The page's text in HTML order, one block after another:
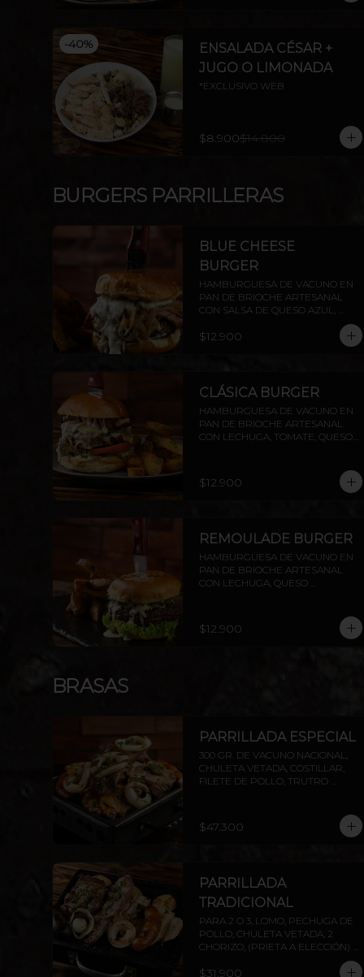
-40%
ENSALADA CÉSAR +
JUGO O LIMONADA
*EXCLUSIVO WEB
$8.900$14.800
BURGERS PARRILLERAS
BLUE CHEESE
BURGER
HAMBURGUESA DE VACUNO EN
PAN DE BRIOCHE ARTESANAL
CON SALSA DE QUESO AZUL,
MANTECOSO CROCANTE, TOCINO
PARRILLERO Y CEBOLLA
CARAMELIZADA. INCLUYE PAPAS
$12.900
CLÁSICA BURGER
HAMBURGUESA DE VACUNO EN
PAN DE BRIOCHE ARTESANAL
CON LECHUGA, TOMATE, QUESO
RÚSTICAS.
$12.900
REMOULADE BURGER
HAMBURGUESA DE VACUNO EN
PAN DE BRIOCHE ARTESANAL
CON LECHUGA, QUESO
PAPAS RÚSTICAS.
$12.900
BRASAS
PARRILLADA ESPECIAL
300 GR. DE VACUNO NACIONAL,
CHULETA VETADA, COSTILLAR,
FILETE DE POLLO, TRUTRO
PAPAS ASADAS Y CEBOLLA.
$47.300
PARRILLADA
TRADICIONAL
PARA 2 O 3, LOMO, PECHUGA DE
POLLO, CHULETA VETADA, 2
CHORIZO, (PRIETA A ELECCIÓN)
ELECCIÓN (PAPAS FRITAS, PAPAS
$31.900